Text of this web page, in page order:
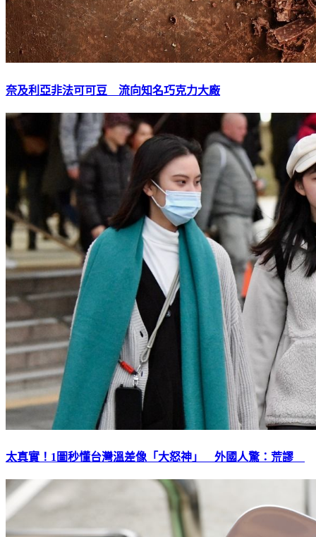
奈及利亞非法可可豆 流向知名巧克力大廠
太真實！1圖秒懂台灣溫差像「大怒神」 外國人驚：荒謬